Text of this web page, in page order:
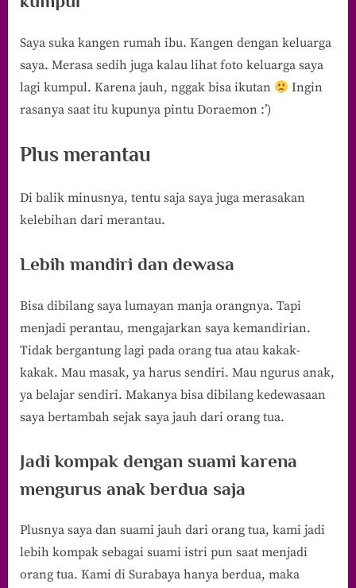
Saya suka kangen rumah ibu. Kangen dengan keluarga
saya. Merasa sedih juga kalau lihat foto keluarga saya
lagi kumpul. Karena jauh, nggak bisa ikutan
Ingin
rasanya saat itu kupunya pintu Doraemon :’)
Plus merantau
Di balik minusnya, tentu saja saya juga merasakan
kelebihan dari merantau.
Lebih mandiri dan dewasa
Bisa dibilang saya lumayan manja orangnya. Tapi
menjadi perantau, mengajarkan saya kemandirian.
Tidak bergantung lagi pada orang tua atau kakak-
kakak. Mau masak, ya harus sendiri. Mau ngurus anak,
ya belajar sendiri. Makanya bisa dibilang kedewasaan
saya bertambah sejak saya jauh dari orang tua.
Jadi kompak dengan suami karena
mengurus anak berdua saja
Plusnya saya dan suami jauh dari orang tua, kami jadi
lebih kompak sebagai suami istri pun saat menjadi
orang tua. Kami di Surabaya hanya berdua, maka